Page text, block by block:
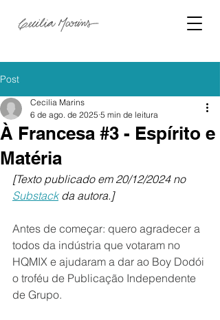
Post
À Francesa #3 - Espírito e
Matéria
Cecilia Marins
6 de ago. de 2025 5 min de leitura
[Texto publicado em 20/12/2024 no
Substack da autora.]
Antes de começar: quero agradecer a
todos da indústria que votaram no
HQMIX e ajudaram a dar ao Boy Dodói
o troféu de Publicação Independente
de Grupo.